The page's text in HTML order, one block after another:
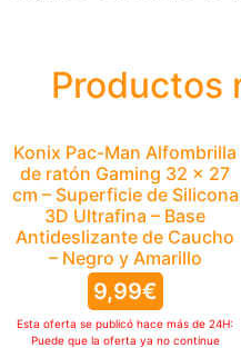
Productos
Konix Pac-Man Alfombrilla
de ratón Gaming 32 x 27
cm – Superficie de Silicona
3D Ultrafina – Base
Antideslizante de Caucho
– Negro y Amarillo
9,99€
Esta oferta se publicó hace más de 24H:
Puede que la oferta ya no continue